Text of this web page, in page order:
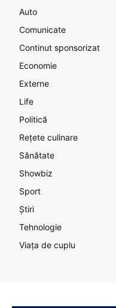
Auto
Comunicate
Continut sponsorizat
Economie
Externe
Life
Politică
Rețete culinare
Sănătate
Showbiz
Sport
Știri
Tehnologie
Viața de cuplu